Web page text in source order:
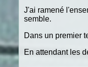
J'ai ramené
semble.
Dans un premier
En attendant les